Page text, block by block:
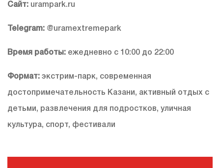
Сайт: urampark.ru
Telegram: @uramextremepark
Время работы: ежедневно с 10:00 до 22:00
Формат: экстрим-парк, современная
достопримечательность Казани, активный отдых с
детьми, развлечения для подростков, уличная
культура, спорт, фестивали